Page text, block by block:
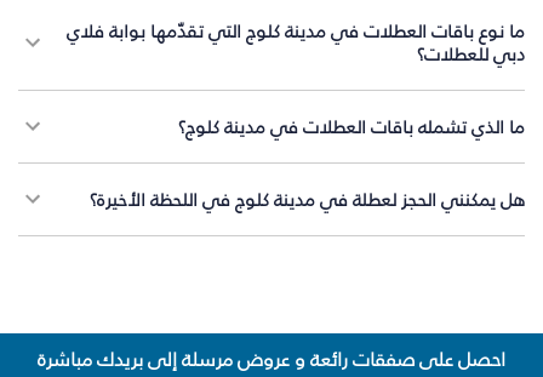
ما نوع باقات العطلات في مدينة كلوج التي تقدّمها بوابة فلاي
دبي للعطلات؟
ما الذي تشمله باقات العطلات في مدينة كلوج؟
هل يمكنني الحجز لعطلة في مدينة كلوج في اللحظة الأخيرة؟
احصل على صفقات رائعة و عروض مرسلة إلى بريدك مباشرة